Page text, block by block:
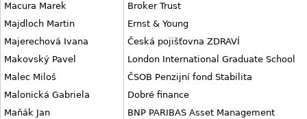
Macura Marek
Broker Trust
Majdloch Martin
Ernst & Young
Majerechová Ivana
Česká pojišťovna ZDRAVÍ
Makovský Pavel
London International Graduate School
Malec Miloš
ČSOB Penzijní fond Stabilita
Malonická Gabriela
Dobré finance
Maňák Jan
BNP PARIBAS Asset Management